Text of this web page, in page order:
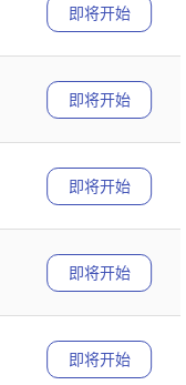
即将开始
即将开始
即将开始
即将开始
即将开始